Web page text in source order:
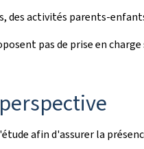
activités parents-
pas de prise en
afin d'assurer la